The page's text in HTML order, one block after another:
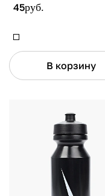
45руб.
В корзину